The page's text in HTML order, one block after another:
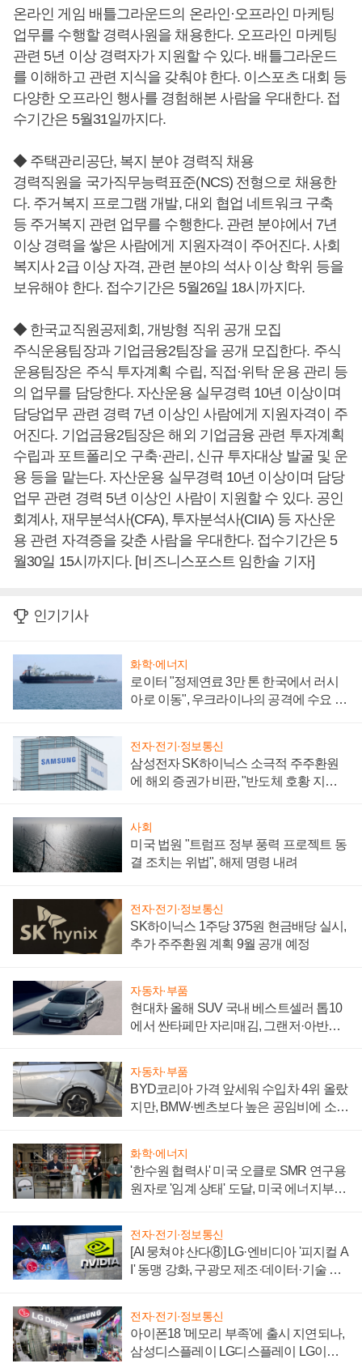
온라인 게임 배틀그라운드의 온라인·오프라인 마케팅
업무를 수행할 경력사원을 채용한다. 오프라인 마케팅
관련 5년 이상 경력자가 지원할 수 있다. 배틀그라운드
를 이해하고 관련 지식을 갖춰야 한다. 이스포츠 대회 등
다양한 오프라인 행사를 경험해본 사람을 우대한다. 접
수기간은 5월31일까지다.
◆ 주택관리공단, 복지 분야 경력직 채용
경력직원을 국가직무능력표준(NCS) 전형으로 채용한
다. 주거복지 프로그램 개발, 대외 협업 네트워크 구축
등 주거복지 관련 업무를 수행한다. 관련 분야에서 7년
이상 경력을 쌓은 사람에게 지원자격이 주어진다. 사회
복지사 2급 이상 자격, 관련 분야의 석사 이상 학위 등을
보유해야 한다. 접수기간은 5월26일 18시까지다.
◆ 한국교직원공제회, 개방형 직위 공개 모집
주식운용팀장과 기업금융2팀장을 공개 모집한다. 주식
운용팀장은 주식 투자계획 수립, 직접·위탁 운용 관리 등
의 업무를 담당한다. 자산운용 실무경력 10년 이상이며
담당업무 관련 경력 7년 이상인 사람에게 지원자격이 주
어진다. 기업금융2팀장은 해외 기업금융 관련 투자계획
수립과 포트폴리오 구축·관리, 신규 투자대상 발굴 및 운
용 등을 맡는다. 자산운용 실무경력 10년 이상이며 담당
업무 관련 경력 5년 이상인 사람이 지원할 수 있다. 공인
회계사, 재무분석사(CFA), 투자분석사(CIIA) 등 자산운
용 관련 자격증을 갖춘 사람을 우대한다. 접수기간은 5
월30일 15시까지다. [비즈니스포스트 임한솔 기자]
인기기사
화학·에너지
로이터 "정제연료 3만 톤 한국에서 러시
아로 이동", 우크라이나의 공격에 수요 늘
전자·전기·정보통신
삼성전자 SK하이닉스 소극적 주주환원
에 해외 증권가 비판, "반도체 호황 지속
사회
미국 법원 "트럼프 정부 풍력 프로젝트 동
결 조치는 위법", 해제 명령 내려
전자·전기·정보통신
SK하이닉스 1주당 375원 현금배당 실시,
추가 주주환원 계획 9월 공개 예정
자동차·부품
현대차 올해 SUV 국내 베스트셀러 톱10
에서 싼타페만 자리매김, 그랜저·아반떼
자동차·부품
BYD코리아 가격 앞세워 수입차 4위 올랐
지만, BMW·벤츠보다 높은 공임비에 소비
화학·에너지
'한수원 협력사' 미국 오클로 SMR 연구용
원자로 '임계 상태' 도달, 미국 에너지부
전자·전기·정보통신
[AI 뭉쳐야 산다⑧] LG·엔비디아 '피지컬 A
I' 동맹 강화, 구광모 제조·데이터·기술 결
전자·전기·정보통신
아이폰18 '메모리 부족'에 출시 지연되나,
삼성디스플레이 LG디스플레이 LG이노